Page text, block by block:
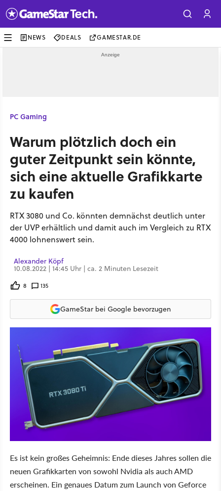
NEWS DEALS GAMESTAR.DE
PC Gaming
Warum plötzlich doch ein
guter Zeitpunkt sein könnte,
sich eine aktuelle Grafikkarte
zu kaufen
RTX 3080 und Co. könnten demnächst deutlich unter
der UVP erhältlich und damit auch im Vergleich zu RTX
4000 lohnenswert sein.
Alexander Köpf
10.08.2022 | 14:45 Uhr | ca. 2 Minuten Lesezeit
8 135
GameStar bei Google bevorzugen
Es ist kein großes Geheimnis: Ende dieses Jahres sollen die
neuen Grafikkarten von sowohl Nvidia als auch AMD
erscheinen. Ein genaues Datum zum Launch von Geforce